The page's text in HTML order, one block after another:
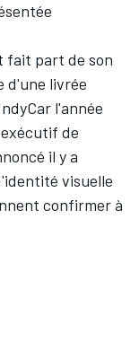
fait part de son
d'une livrée
l'année
de
il y a
visuelle
confirmer à